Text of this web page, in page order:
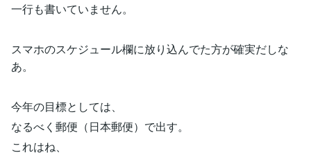
一行も書いていません。
スマホのスケジュール欄に放り込んでた方が確実だしな
あ。
今年の目標としては、
なるべく郵便（日本郵便）で出す。
これはね、